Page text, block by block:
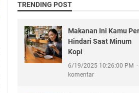
TRENDING POST
Makanan Ini Kamu
Hindari Saat Minum
Kopi
6/19/2025 10:26:00 PM
komentar